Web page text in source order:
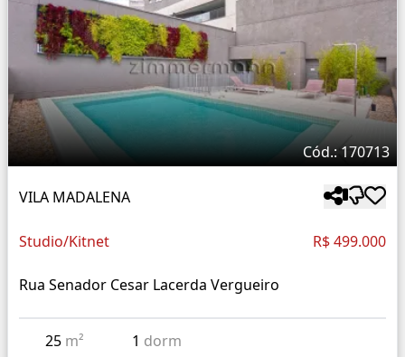
Cód.: 170713
VILA MADALENA
Studio/Kitnet R$ 499.000
Rua Senador Cesar Lacerda Vergueiro
25 m² 1 dorm